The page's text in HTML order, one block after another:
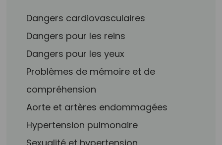
Dangers cardiovasculaires
Dangers pour les reins
Dangers pour les yeux
Problèmes de mémoire et de
compréhension
Aorte et artères endommagées
Hypertension pulmonaire